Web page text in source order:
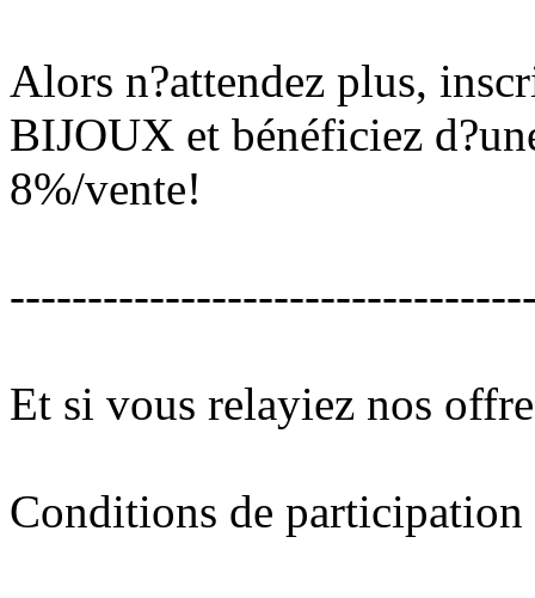
Alors n?attendez plus,
BIJOUX et bénéficiez
8%/vente!
Et si vous relayiez nos
Conditions de participation